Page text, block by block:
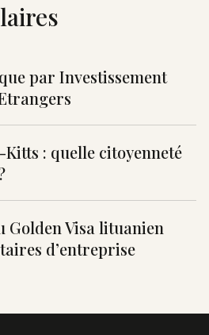
par Investissement
: quelle citoyenneté
Golden Visa lituanien
d’entreprise